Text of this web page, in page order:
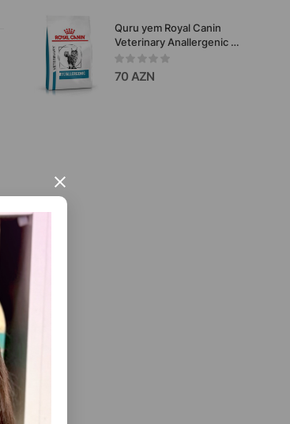
×
Quru yem Royal Canin
Veterinary Anallergenic –
qida allergiyası və ağır
qida dözümsüzlüyü olan
yetkin pişiklər üçün tam
70 AZN